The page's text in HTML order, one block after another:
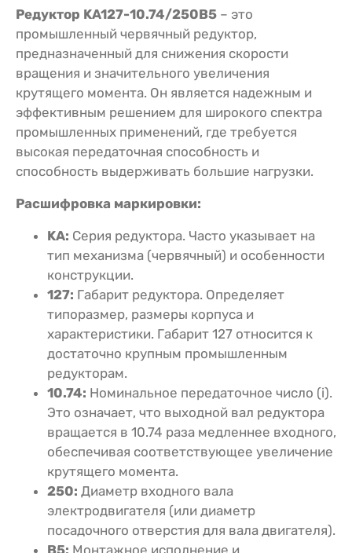
Редуктор KA127-10.74/250В5 – это
промышленный червячный редуктор,
предназначенный для снижения скорости
вращения и значительного увеличения
крутящего момента. Он является надежным и
эффективным решением для широкого спектра
промышленных применений, где требуется
высокая передаточная способность и
способность выдерживать большие нагрузки.
Расшифровка маркировки:
KA: Серия редуктора. Часто указывает на
тип механизма (червячный) и особенности
конструкции.
127: Габарит редуктора. Определяет
типоразмер, размеры корпуса и
характеристики. Габарит 127 относится к
достаточно крупным промышленным
редукторам.
10.74: Номинальное передаточное число (i).
Это означает, что выходной вал редуктора
вращается в 10.74 раза медленнее входного,
обеспечивая соответствующее увеличение
крутящего момента.
250: Диаметр входного вала
электродвигателя (или диаметр
посадочного отверстия для вала двигателя).
В5: Монтажное исполнение и